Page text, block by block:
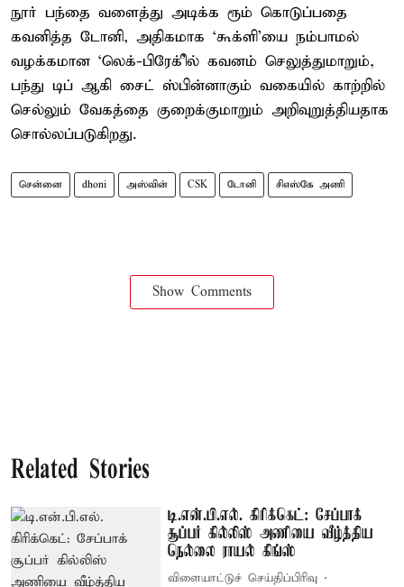
நூர் பந்தை வளைத்து அடிக்க ரூம் கொடுப்பதை
கவனித்த டோனி, அதிகமாக ‘கூக்ளி’யை நம்பாமல்
வழக்கமான ‘லெக்-பிரேக்’ில் கவனம் செலுத்துமாறும்,
பந்து டிப் ஆகி சைட் ஸ்பின்னாகும் வகையில் காற்றில்
செல்லும் வேகத்தை குறைக்குமாறும் அறிவுறுத்தியதாக
சொல்லப்படுகிறது.
சென்னை dhoni அஸ்வின் CSK டோனி சிஎஸ்கே அணி
Show Comments
Related Stories
டி.என்.பி.எல். கிரிக்கெட்: சேப்பாக்
சூப்பர் கில்லிஸ் அணியை வீழ்த்திய
நெல்லை ராயல் கிங்ஸ்
விளையாட்டுச் செய்திப்பிரிவு